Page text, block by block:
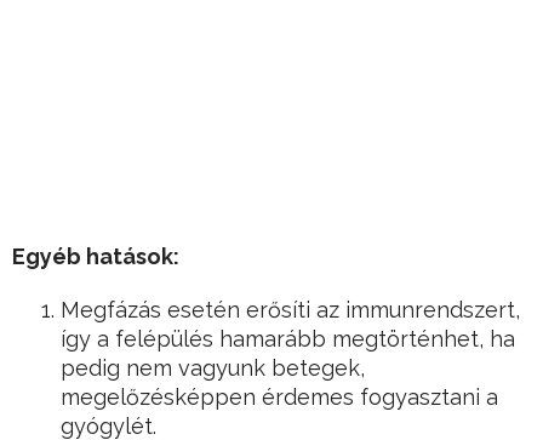
Egyéb hatások:
Megfázás esetén erősíti az immunrendszert,
így a felépülés hamarább megtörténhet, ha
pedig nem vagyunk betegek,
megelőzésképpen érdemes fogyasztani a
gyógylét.